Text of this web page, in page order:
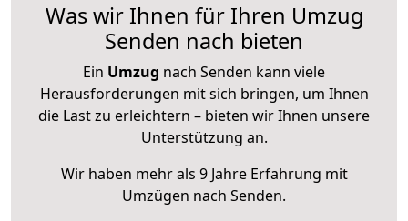
Was wir Ihnen für Ihren Umzug
Senden nach bieten
Ein Umzug nach Senden kann viele
Herausforderungen mit sich bringen, um Ihnen
die Last zu erleichtern – bieten wir Ihnen unsere
Unterstützung an.
Wir haben mehr als 9 Jahre Erfahrung mit
Umzügen nach Senden.